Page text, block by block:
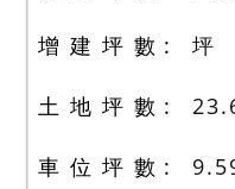
增 建 坪 數 坪
土 地 坪 數
車 位 坪 數